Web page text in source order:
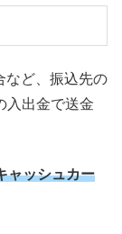
など、振込先の
入出金で送金
ャッシュカー